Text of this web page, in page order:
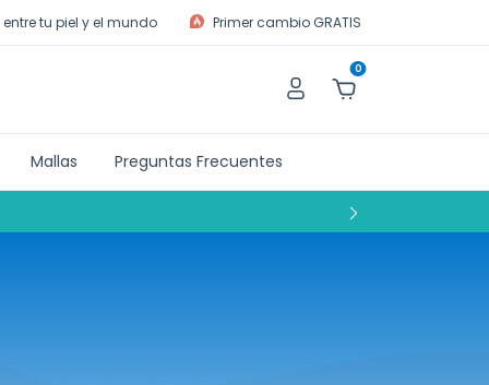
tu piel y el mundo Primer cambio GRATIS
0
Mallas Preguntas Frecuentes